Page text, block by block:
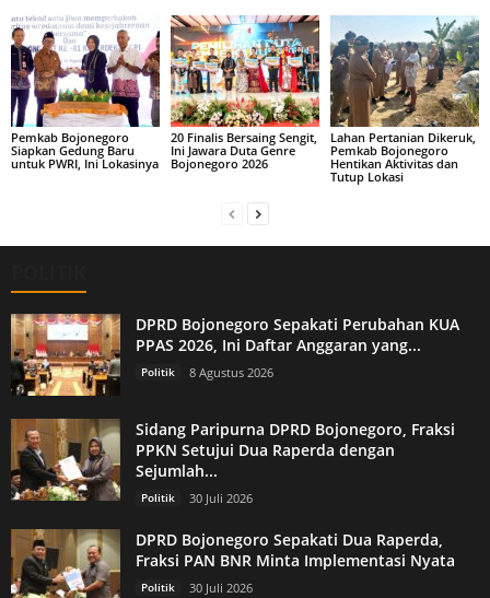
Pemkab Bojonegoro
Siapkan Gedung Baru
untuk PWRI, Ini Lokasinya
20 Finalis Bersaing Sengit,
Ini Jawara Duta Genre
Bojonegoro 2026
Lahan Pertanian Dikeruk,
Pemkab Bojonegoro
Hentikan Aktivitas dan
Tutup Lokasi
DPRD Bojonegoro Sepakati Perubahan KUA
PPAS 2026, Ini Daftar Anggaran yang...
Politik 8 Agustus 2026
Sidang Paripurna DPRD Bojonegoro, Fraksi
PPKN Setujui Dua Raperda dengan
Sejumlah...
Politik 30 Juli 2026
DPRD Bojonegoro Sepakati Dua Raperda,
Fraksi PAN BNR Minta Implementasi Nyata
Politik 30 Juli 2026